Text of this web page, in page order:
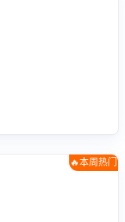
🔥本周热门